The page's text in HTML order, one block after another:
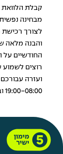
קבלת הלוואת
מבחינה
לצורך רכישת
החודשיים על
רוצים לשמוע
19:00-08:00 וביום ו' בין השעות 13:00-08:00. בהצלחה!